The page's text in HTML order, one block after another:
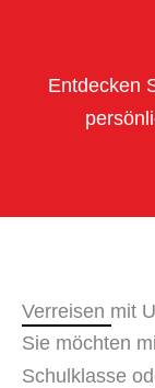
Entdecken
Verreisen mit
Sie möchten
Schulklasse